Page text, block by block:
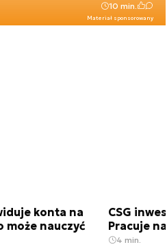
Materiał sponsorowany
10 min.
konta na
nauczyć
CSG
Pracuje
4 min.